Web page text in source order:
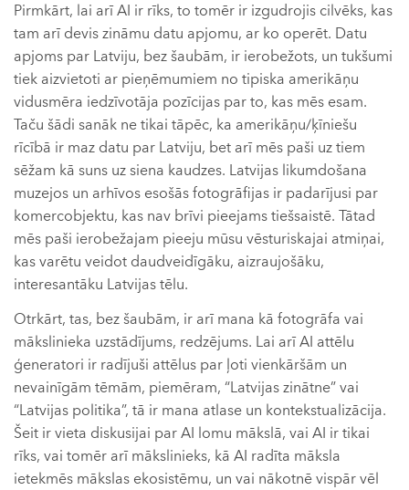
Pirmkārt, lai arī AI ir rīks, to tomēr ir izgudrojis cilvēks, kas
tam arī devis zināmu datu apjomu, ar ko operēt. Datu
apjoms par Latviju, bez šaubām, ir ierobežots, un tukšumi
tiek aizvietoti ar pieņēmumiem no tipiska amerikāņu
vidusmēra iedzīvotāja pozīcijas par to, kas mēs esam.
Taču šādi sanāk ne tikai tāpēc, ka amerikāņu/ķīniešu
rīcībā ir maz datu par Latviju, bet arī mēs paši uz tiem
sēžam kā suns uz siena kaudzes. Latvijas likumdošana
muzejos un arhīvos esošās fotogrāfijas ir padarījusi par
komercobjektu, kas nav brīvi pieejams tiešsaistē. Tātad
mēs paši ierobežajam pieeju mūsu vēsturiskajai atmiņai,
kas varētu veidot daudveidīgāku, aizraujošāku,
interesantāku Latvijas tēlu.
Otrkārt, tas, bez šaubām, ir arī mana kā fotogrāfa vai
mākslinieka uzstādījums, redzējums. Lai arī AI attēlu
ģeneratori ir radījuši attēlus par ļoti vienkāršām un
nevainīgām tēmām, piemēram, “Latvijas zinātne” vai
“Latvijas politika”, tā ir mana atlase un kontekstualizācija.
Šeit ir vieta diskusijai par AI lomu mākslā, vai AI ir tikai
rīks, vai tomēr arī mākslinieks, kā AI radīta māksla
ietekmēs mākslas ekosistēmu, un vai nākotnē vispār vēl